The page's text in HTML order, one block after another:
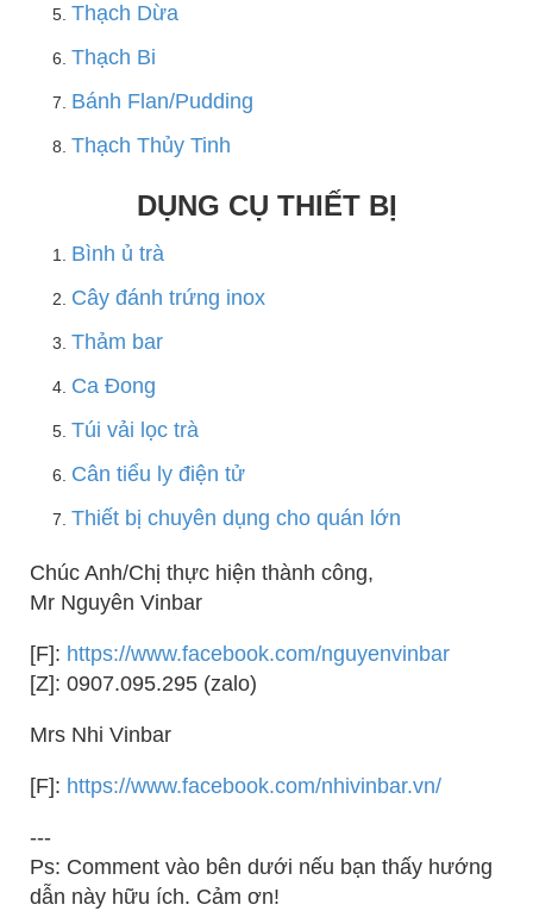
Thạch Dừa
Thạch Bi
Bánh Flan/Pudding
Thạch Thủy Tinh
DỤNG CỤ THIẾT BỊ
Bình ủ trà
Cây đánh trứng inox
Thảm bar
Ca Đong
Túi vải lọc trà
Cân tiểu ly điện tử
Thiết bị chuyên dụng cho quán lớn
Chúc Anh/Chị thực hiện thành công,
Mr Nguyên Vinbar
[F]: https://www.facebook.com/nguyenvinbar
[Z]: 0907.095.295 (zalo)
Mrs Nhi Vinbar
[F]: https://www.facebook.com/nhivinbar.vn/
---
Ps: Comment vào bên dưới nếu bạn thấy hướng
dẫn này hữu ích. Cảm ơn!